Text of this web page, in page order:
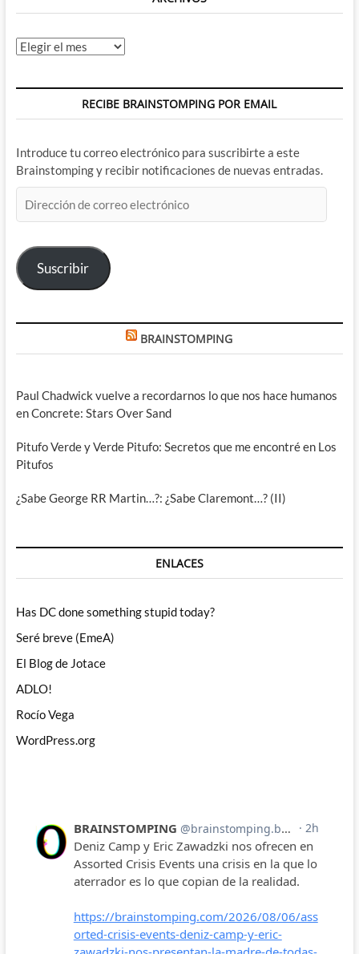
Archivos
RECIBE BRAINSTOMPING POR EMAIL
Introduce tu correo electrónico para suscribirte a este
Brainstomping y recibir notificaciones de nuevas entradas.
de
electrónico
Suscribir
BRAINSTOMPING
Paul Chadwick vuelve a recordarnos lo que nos hace humanos
en Concrete: Stars Over Sand
Pitufo Verde y Verde Pitufo: Secretos que me encontré en Los
Pitufos
¿Sabe George RR Martin…?: ¿Sabe Claremont…? (II)
ENLACES
Has DC done something stupid today?
Seré breve (EmeA)
El Blog de Jotace
ADLO!
Rocío Vega
WordPress.org